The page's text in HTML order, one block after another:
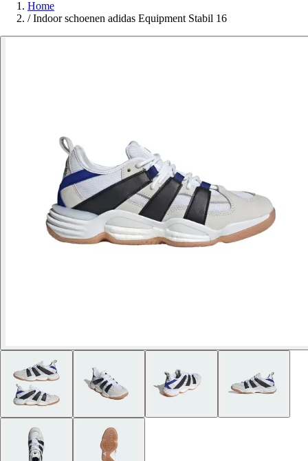
Home
/ Indoor schoenen adidas Equipment Stabil 16